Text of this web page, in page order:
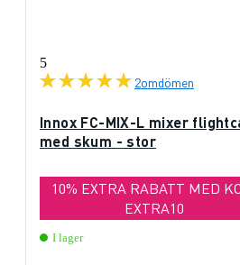
5
2omdömen
Innox FC-MIX-L mixer
med skum - stor
10% EXTRA RABATT MED
EXTRA10
I lager